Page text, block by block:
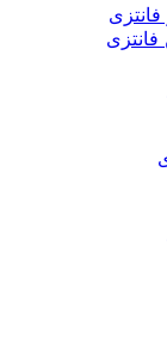
فانتزی